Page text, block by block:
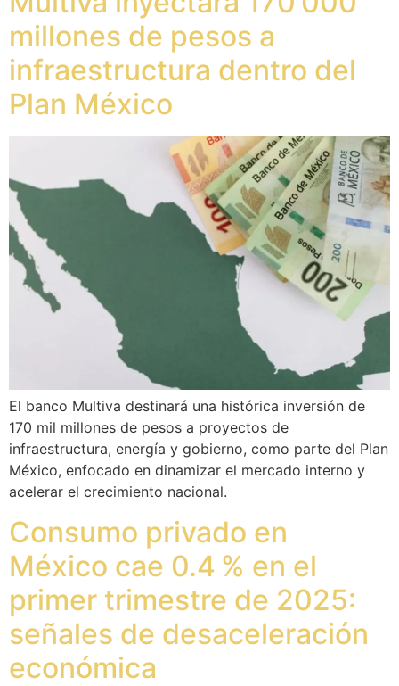
millones de pesos a
infraestructura dentro del
Plan México
El banco Multiva destinará una histórica inversión de
170 mil millones de pesos a proyectos de
infraestructura, energía y gobierno, como parte del Plan
México, enfocado en dinamizar el mercado interno y
acelerar el crecimiento nacional.
Consumo privado en
México cae 0.4 % en el
primer trimestre de 2025:
señales de desaceleración
económica